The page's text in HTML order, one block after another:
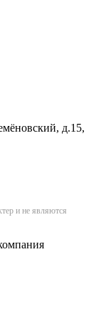
д.15,
и не являются